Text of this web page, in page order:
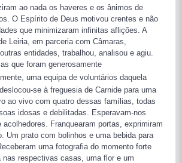
ao nada os haveres e os ânimos de
O Espírito de Deus motivou crentes e não
que minimizaram infinitas aflições. A
Leiria, em parceria com Câmaras,
entidades, trabalhou, analisou e agiu.
que foram generosamente
uma equipa de voluntários daquela
se à freguesia de Carnide para uma
ao vivo com quatro dessas famílias, todas
idosas e debilitadas. Esperavam-nos
Franquearam portas, exprimiram
Um prato com bolinhos e uma bebida para
uma fotografia do momento forte
nas respectivas casas, uma flor e um